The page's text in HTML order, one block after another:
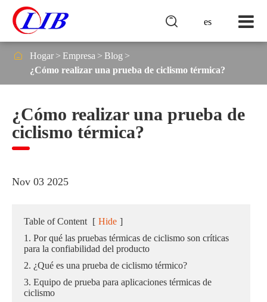
es

 Hogar Empresa
Blog
¿Cómo realizar una prueba de ciclismo térmica?
¿Cómo realizar una prueba de
ciclismo térmica?
Nov 03 2025
Table of Content [ Hide ]
1. Por qué las pruebas térmicas de ciclismo son críticas
para la confiabilidad del producto
2. ¿Qué es una prueba de ciclismo térmico?
3. Equipo de prueba para aplicaciones térmicas de
ciclismo